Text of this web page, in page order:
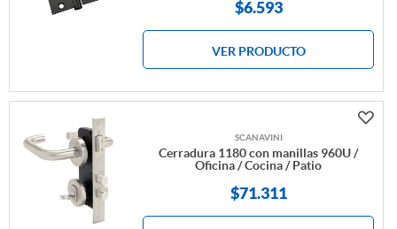
$6.593
VER PRODUCTO
SCANAVINI
Cerradura 1180 con manillas 960U /
Oficina / Cocina / Patio
$71.311